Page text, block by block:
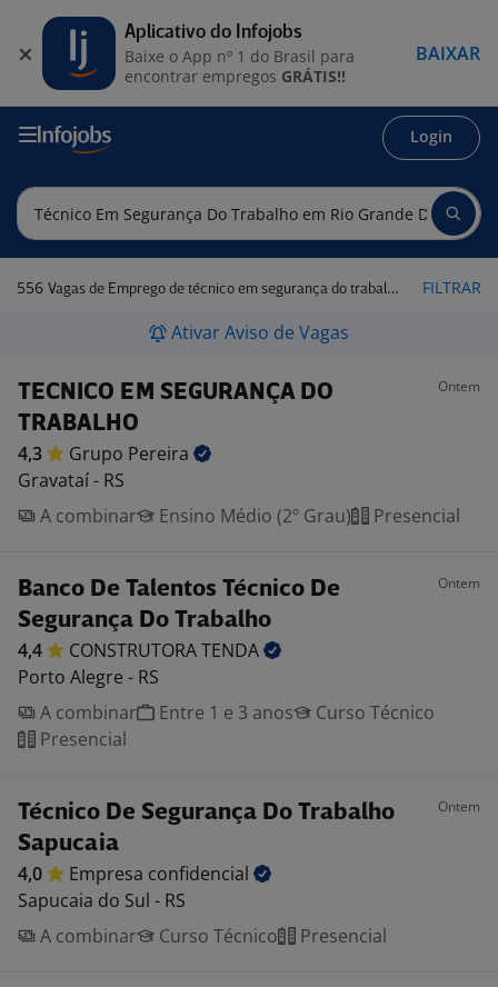
Login
556 Vagas de Emprego de técnico em segurança do trabalho em Rio Grande do Sul FILTRAR
Ativar Aviso de Vagas
TECNICO EM SEGURANÇA DO
TRABALHO
Ontem
4,3 Grupo Pereira
Gravataí - RS
A combinar
Ensino Médio (2º Grau) Presencial
Banco De Talentos Técnico De
Segurança Do Trabalho
Ontem
4,4 CONSTRUTORATENDA
Porto Alegre - RS
A combinar
Entre 1 e 3 anos
Curso Técnico
Presencial
Técnico De Segurança Do Trabalho
Sapucaia
Ontem
4,0 Empresa confidencial
Sapucaia do Sul - RS
A combinar
Curso Técnico Presencial
Aplicativo do Infojobs
Baixe o App nº 1 do Brasil para
encontrar empregos GRÁTIS!!
BAIXAR